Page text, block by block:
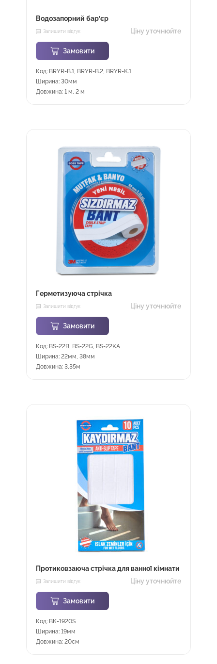
Водозапорний бар’єр
Залишити відгук Ціну уточнюйте
Замовити
Код: BRYR-B.1, BRYR-B.2, BRYR-K.1
Ширина: 30мм
Довжина: 1 м, 2 м
Герметизуюча стрічка
Залишити відгук Ціну уточнюйте
Замовити
Код: BS-22B, BS-22G, BS-22KA
Ширина: 22мм, 38мм
Довжина: 3,35м
Протиковзаюча стрічка для ванної кімнати
Залишити відгук Ціну уточнюйте
Замовити
Код: BK-1920S
Ширина: 19мм
Довжина: 20см